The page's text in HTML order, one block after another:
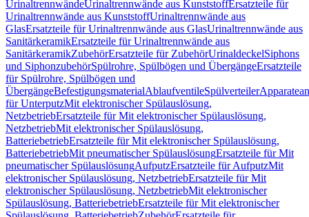
UrinaltrennwändeUrinaltrennwände aus KunststoffErsatzteile für
Urinaltrennwände aus KunststoffUrinaltrennwände aus
GlasErsatzteile für Urinaltrennwände aus GlasUrinaltrennwände aus
SanitärkeramikErsatzteile für Urinaltrennwände aus
SanitärkeramikZubehörErsatzteile für ZubehörUrinaldeckelSiphons
und SiphonzubehörSpülrohre, Spülbögen und ÜbergängeErsatzteile
für Spülrohre, Spülbögen und
ÜbergängeBefestigungsmaterialAblaufventileSpülverteiler
für UnterputzMit elektronischer Spülauslösung,
NetzbetriebErsatzteile für Mit elektronischer Spülauslösung,
NetzbetriebMit elektronischer Spülauslösung,
BatteriebetriebErsatzteile für Mit elektronischer Spülauslösung,
BatteriebetriebMit pneumatischer SpülauslösungErsatzteile für Mit
pneumatischer SpülauslösungAufputzErsatzteile für AufputzMit
elektronischer Spülauslösung, NetzbetriebErsatzteile für Mit
elektronischer Spülauslösung, NetzbetriebMit elektronischer
Spülauslösung, BatteriebetriebErsatzteile für Mit elektronischer